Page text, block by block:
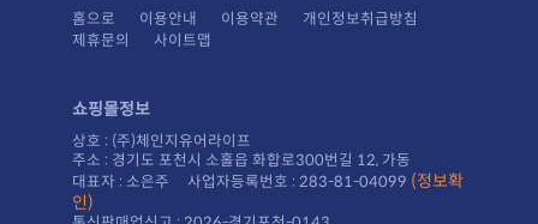
홈으로 이용안내 이용약관
개인정보취급방침
제휴문의
사이트맵
쇼핑몰정보
상호 : (주)체인지유어라이프
주소 : 경기도 포천시 소홀읍 화합로300번길 12, 가동
대표자 : 소은주 사업자등록번호 : 283-81-04099
인)